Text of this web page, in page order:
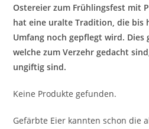
Ostereier zum Frühlingsfest mit
hat eine uralte Tradition, die bis
Umfang noch gepflegt wird.
welche zum Verzehr gedacht
ungiftig sind.
Keine Produkte gefunden.
Gefärbte Eier kannten schon die